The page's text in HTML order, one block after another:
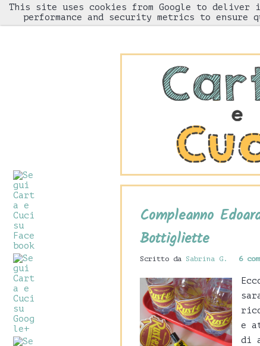
HOME
Compleanno
Bottigliette
Scritto da Sabrina G. 6
e
di
This site uses cookies from Google to deliver
performance and security metrics to